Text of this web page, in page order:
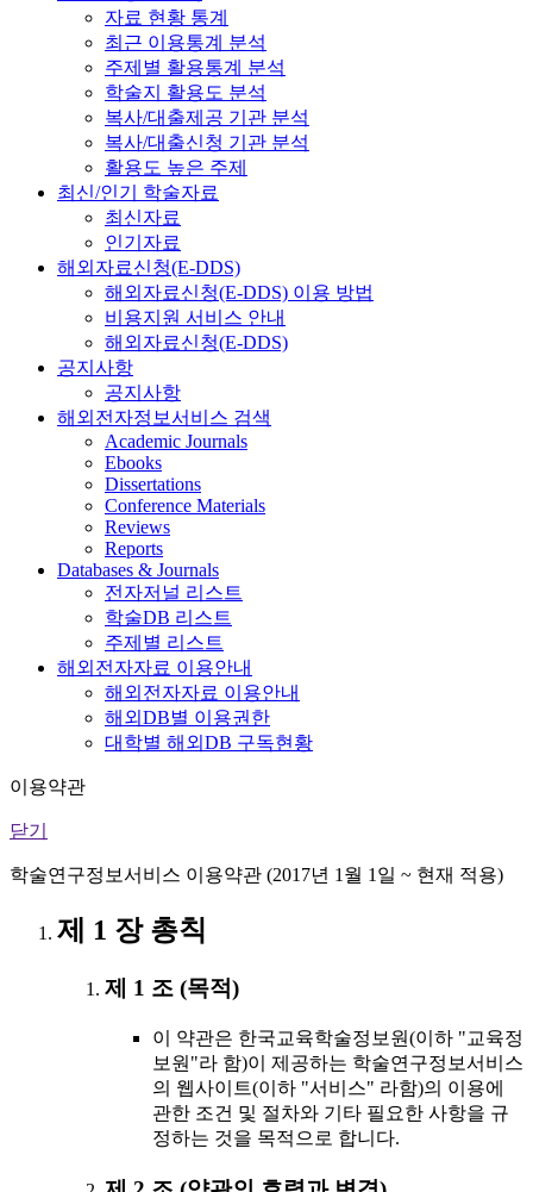
자료 현황 통계
최근 이용통계 분석
주제별 활용통계 분석
학술지 활용도 분석
복사/대출제공 기관 분석
복사/대출신청 기관 분석
활용도 높은 주제
최신/인기 학술자료
최신자료
인기자료
해외자료신청(E-DDS)
해외자료신청(E-DDS) 이용 방법
비용지원 서비스 안내
해외자료신청(E-DDS)
공지사항
공지사항
해외전자정보서비스 검색
Academic Journals
Ebooks
Dissertations
Conference Materials
Reviews
Reports
Databases & Journals
전자저널 리스트
학술DB 리스트
주제별 리스트
해외전자자료 이용안내
해외전자자료 이용안내
해외DB별 이용권한
대학별 해외DB 구독현황
이용약관
닫기
학술연구정보서비스 이용약관 (2017년 1월 1일 ~ 현재 적용)
제 1 장 총칙
제 1 조 (목적)
이 약관은 한국교육학술정보원(이하 "교육정
보원"라 함)이 제공하는 학술연구정보서비스
의 웹사이트(이하 "서비스" 라함)의 이용에
관한 조건 및 절차와 기타 필요한 사항을 규
정하는 것을 목적으로 합니다.